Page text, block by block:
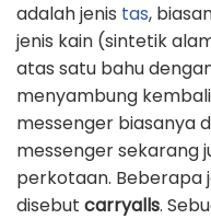
adalah jenis tas,
jenis kain (sintetik
atas satu bahu
menyambung
messenger biasanya
messenger sekarang
perkotaan. Beberapa
disebut carryalls.